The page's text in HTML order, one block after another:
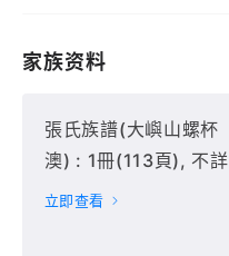
家族资料
張氏族譜(大嶼山螺杯
澳) : 1冊(113頁), 不詳
立即查看